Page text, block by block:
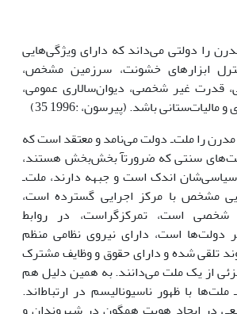
را دولتى مى‌داند که داراى ویژگى‌هایى
ابزارهاى خشونت، سرزمین مشخص،
قدرت غیر شخصى، دیوان‌سالارى عمومى،
باشد. (پیرسون، :1996 35)
را ملت‌ـ دولت مى‌نامد و معتقد است که
سنتى که ضرورتآ بخش‌بخش هستند،
سیاسى‌شان اندک است و جبهه دارند، ملت‌ـ
مشخص با مرکز اجرایى گسترده است،
است، تمرکزگراست، در روابط
دولت‌ها است، داراى نیروى نظامى منظم
تلقى شده و داراى حقوق و وظایف مشترک
از یک ملت مى‌دانند. به همین دلیل هم
با ظهور ناسیونالیسم در ارتباط‌اند.